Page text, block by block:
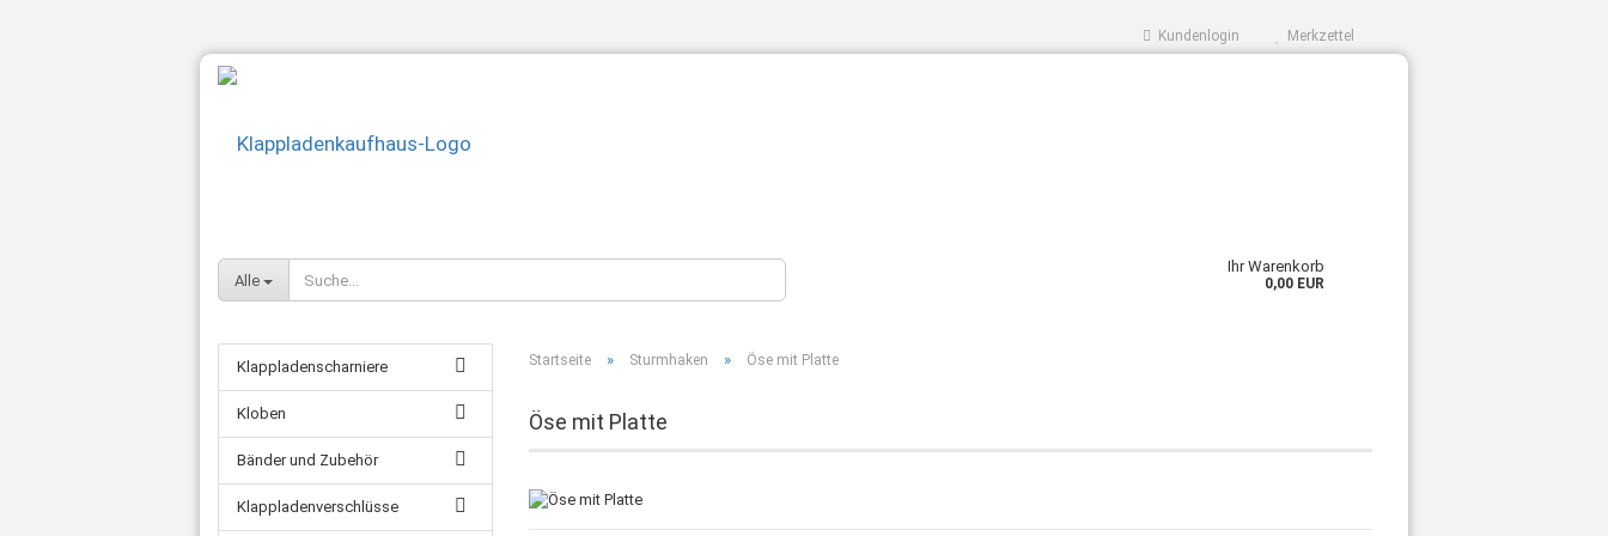
Kundenlogin Merkzettel
Alle
Ihr Warenkorb
0,00 EUR
Startseite » Sturmhaken » Öse mit Platte
Öse mit Platte
Klappladenscharniere
Kloben
Bänder und Zubehör
Klappladenverschlüsse